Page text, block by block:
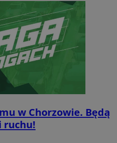
w Chorzowie. Będą
ruchu!